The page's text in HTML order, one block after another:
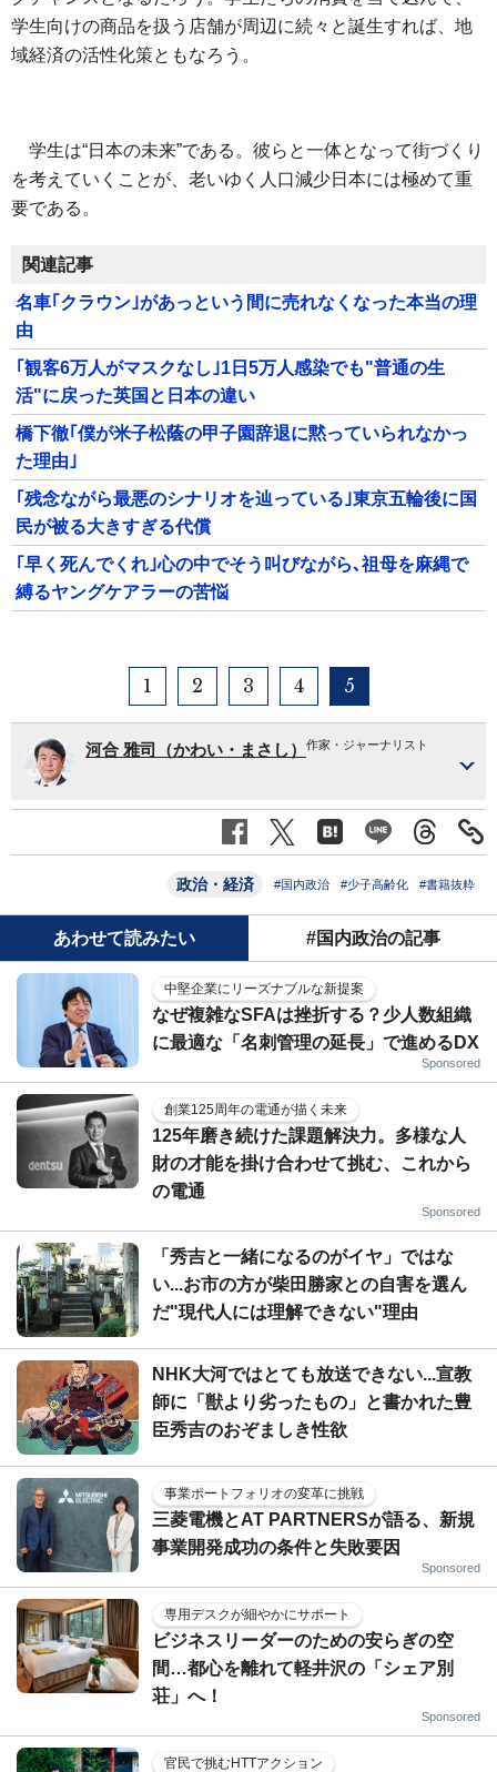
学生向けの商品を扱う店舗が周辺に続々と誕生すれば、地
域経済の活性化策ともなろう。
学生は“日本の未来”である。彼らと一体となって街づくり
を考えていくことが、老いゆく人口減少日本には極めて重
要である。
関連記事
名車｢クラウン｣があっという間に売れなくなった本当の理
由
｢観客6万人がマスクなし｣1日5万人感染でも"普通の生
活"に戻った英国と日本の違い
橋下徹｢僕が米子松蔭の甲子園辞退に黙っていられなかっ
た理由｣
｢残念ながら最悪のシナリオを辿っている｣東京五輪後に国
民が被る大きすぎる代償
｢早く死んでくれ｣心の中でそう叫びながら､祖母を麻縄で
縛るヤングケアラーの苦悩
1 2 3 4 5
河合 雅司（かわい・まさし） 作家・ジャーナリスト
政治・経済 #国内政治 #少子高齢化 #書籍抜粋
あわせて読みたい #国内政治の記事
中堅企業にリーズナブルな新提案
なぜ複雑なSFAは挫折する？少人数組織
に最適な「名刺管理の延長」で進めるDX
Sponsored
創業125周年の電通が描く未来
125年磨き続けた課題解決力。多様な人
財の才能を掛け合わせて挑む、これから
の電通
Sponsored
「秀吉と一緒になるのがイヤ」ではな
い...お市の方が柴田勝家との自害を選ん
だ"現代人には理解できない"理由
NHK大河ではとても放送できない...宣教
師に「獣より劣ったもの」と書かれた豊
臣秀吉のおぞましき性欲
事業ポートフォリオの変革に挑戦
三菱電機とAT PARTNERSが語る、新規
事業開発成功の条件と失敗要因
Sponsored
専用デスクが細やかにサポート
ビジネスリーダーのための安らぎの空
間…都心を離れて軽井沢の「シェア別
荘」へ！
Sponsored
官民で挑むHTTアクション